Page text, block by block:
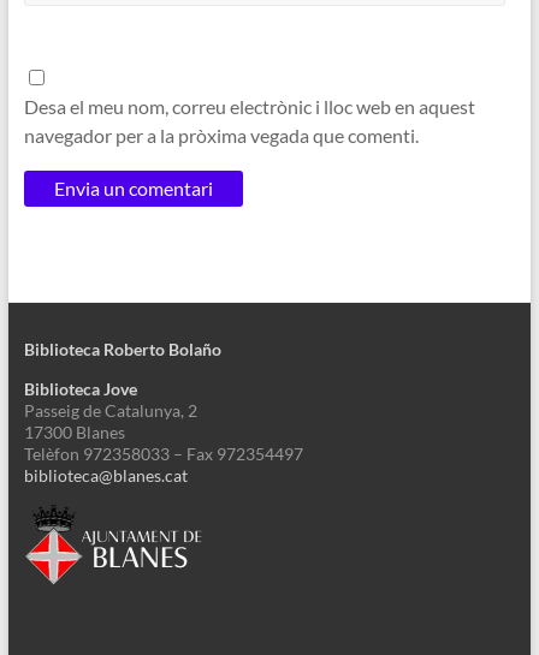
Desa el meu nom, correu electrònic i lloc web en aquest
navegador per a la pròxima vegada que comenti.
Biblioteca Roberto Bolaño
Biblioteca Jove
Passeig de Catalunya, 2
17300 Blanes
Telèfon 972358033 – Fax 972354497
biblioteca@blanes.cat